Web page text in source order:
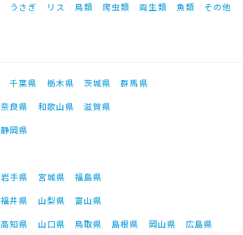
うさぎ リス 鳥類 爬虫類 両生類 魚類 その他
千葉県 栃木県 茨城県
群馬県
奈良県 和歌山県
滋賀県
静岡県
岩手県 宮城県
福島県
福井県 山梨県
富山県
高知県 山口県 鳥取県 島根県 岡山県
広島県